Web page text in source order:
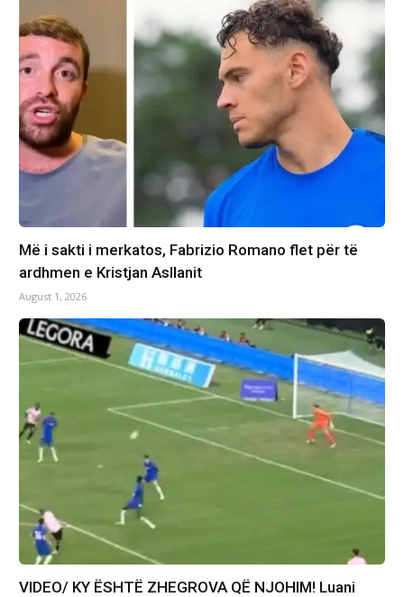
Më i sakti i merkatos, Fabrizio Romano flet për të
ardhmen e Kristjan Asllanit
August 1, 2026
VIDEO/ KY ËSHTË ZHEGROVA QË NJOHIM! Luani